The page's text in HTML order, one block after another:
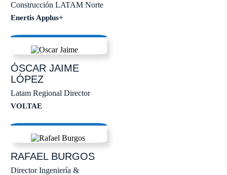
Construcción LATAM Norte
Enertis Applus+
ÓSCAR JAIME
LÓPEZ
Latam Regional Director
VOLTAE
RAFAELBURGOS
Director Ingeniería &